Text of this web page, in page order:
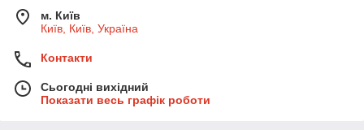
м. Київ
Київ, Київ, Україна
Контакти
Сьогодні вихідний
Показати весь графік роботи